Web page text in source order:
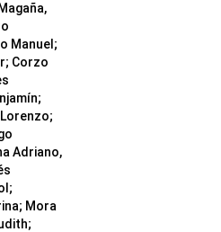
Manuel ;
; Corzo
;
;
Adriano,
;
; Mora
;